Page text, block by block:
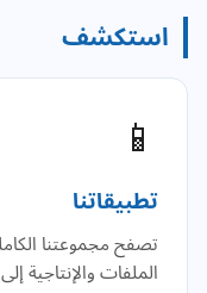
استكشف
📱
تطبيقاتنا
الملفات والإنتاجية